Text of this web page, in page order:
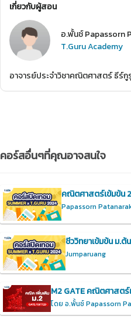
เกี่ยวกับผู้สอน
อ.พั้นช์ Papassorn
T.Guru Academy
อาจารย์ประจำวิชาคณิตศาสตร์ ธีร์กู
คอร์สอื่นๆที่คุณอาจสนใจ
คณิตศาสตร์เข้มข้น
Papassorn
ชีววิทยาเข้มข้น ม.
Jumparuang
M2 GATE คณิตศาสตร์
โดย อ.พั้นช์ Papassorn